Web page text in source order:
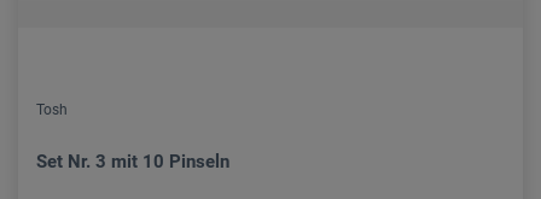
Tosh
Set Nr. 3 mit 10 Pinseln